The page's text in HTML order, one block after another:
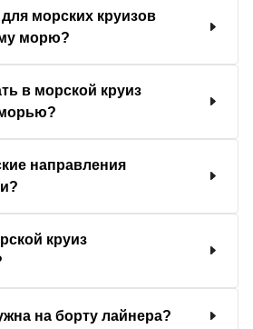
морских круизов
морю?
в морской круиз
направления
круиз
на борту лайнера?